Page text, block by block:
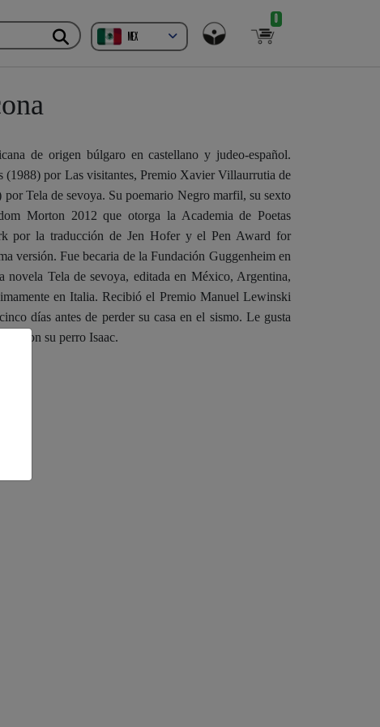
MEX
0
de origen búlgaro en castellano y judeo-español.
(1988) por Las visitantes, Premio Xavier Villaurrutia de
por Tela de sevoya. Su poemario Negro marfil, su sexto
Morton 2012 que otorga la Academia de Poetas
por la traducción de Jen Hofer y el Pen Award for
versión. Fue becaria de la Fundación Guggenheim en
novela Tela de sevoya, editada en México, Argentina,
en Italia. Recibió el Premio Manuel Lewinski
días antes de perder su casa en el sismo. Le gusta
con su perro Isaac.